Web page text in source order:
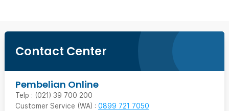
Contact Center
Pembelian Online
Telp : (021) 39 700 200
Customer Service (WA) : 0899 721 7050